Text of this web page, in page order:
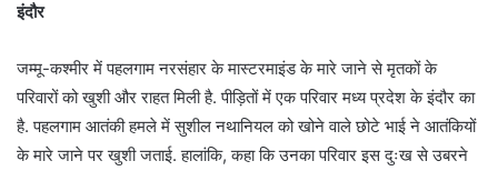
n
e
m
a
इंदौर
जम्मू-कश्मीर में पहलगाम नरसंहार के मास्टरमाइंड के मारे जाने से मृतकों के
परिवारों को खुशी और राहत मिली है. पीड़ितों में एक परिवार मध्य प्रदेश के इंदौर का
है. पहलगाम आतंकी हमले में सुशील नथानियल को खोने वाले छोटे भाई ने आतंकियों
के मारे जाने पर खुशी जताई. हालांकि, कहा कि उनका परिवार इस दुःख से उबरने